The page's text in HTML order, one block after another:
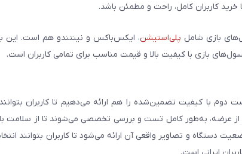
کاربران کامل، راحت و مطمئن باشد.
بازی شامل پلی‌استیشن، ایکس‌باکس و نینتندو هم است. این
بازی با کیفیت بالا و قیمت مناسب برای تمامی کاربران است.
دوم با کیفیت تضمین‌شده را هم ارائه می‌دهیم تا کاربران
از عرضه، به‌طور کامل تست و بررسی تخصصی می‌شوند تا از
دستگاه و تصاویر واقعی آن ارائه می‌شود تا کاربران بتوانند